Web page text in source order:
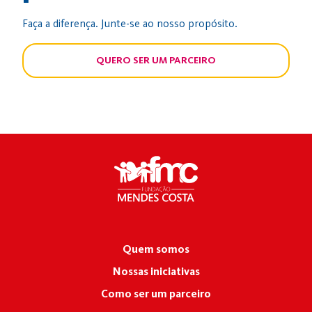
Faça a diferença. Junte-se ao nosso propósito.
QUERO SER UM PARCEIRO
Quem somos
Nossas iniciativas
Como ser um parceiro